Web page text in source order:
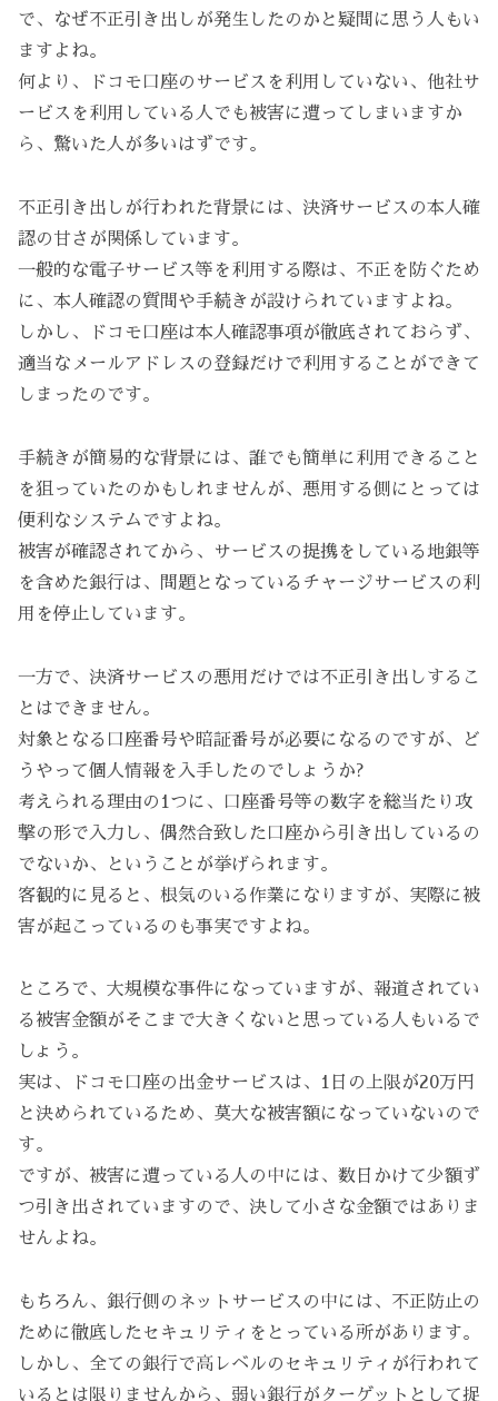
で、なぜ不正引き出しが発生したのかと疑問に思う人もい
ますよね。
何より、ドコモ口座のサービスを利用していない、他社サ
ービスを利用している人でも被害に遭ってしまいますか
ら、驚いた人が多いはずです。
不正引き出しが行われた背景には、決済サービスの本人確
認の甘さが関係しています。
一般的な電子サービス等を利用する際は、不正を防ぐため
に、本人確認の質問や手続きが設けられていますよね。
しかし、ドコモ口座は本人確認事項が徹底されておらず、
適当なメールアドレスの登録だけで利用することができて
しまったのです。
手続きが簡易的な背景には、誰でも簡単に利用できること
を狙っていたのかもしれませんが、悪用する側にとっては
便利なシステムですよね。
被害が確認されてから、サービスの提携をしている地銀等
を含めた銀行は、問題となっているチャージサービスの利
用を停止しています。
一方で、決済サービスの悪用だけでは不正引き出しするこ
とはできません。
対象となる口座番号や暗証番号が必要になるのですが、ど
うやって個人情報を入手したのでしょうか?
考えられる理由の1つに、口座番号等の数字を総当たり攻
撃の形で入力し、偶然合致した口座から引き出しているの
でないか、ということが挙げられます。
客観的に見ると、根気のいる作業になりますが、実際に被
害が起こっているのも事実ですよね。
ところで、大規模な事件になっていますが、報道されてい
る被害金額がそこまで大きくないと思っている人もいるで
しょう。
実は、ドコモ口座の出金サービスは、1日の上限が20万円
と決められているため、莫大な被害額になっていないので
す。
ですが、被害に遭っている人の中には、数日かけて少額ず
つ引き出されていますので、決して小さな金額ではありま
せんよね。
もちろん、銀行側のネットサービスの中には、不正防止の
ために徹底したセキュリティをとっている所があります。
しかし、全ての銀行で高レベルのセキュリティが行われて
いるとは限りませんから、弱い銀行がターゲットとして捉